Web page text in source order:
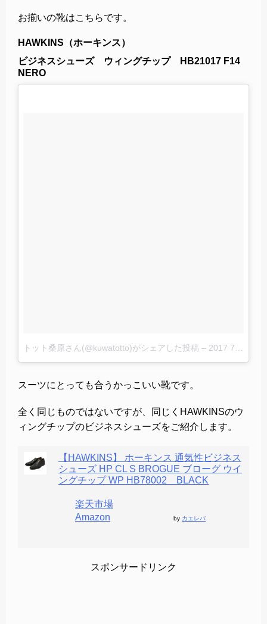
お揃いの靴はこちらです。
HAWKINS（ホーキンス）
ビジネスシューズ ウィングチップ HB21017 F14
NERO
トット桑原さん(@kuwatotto)がシェアした投稿 – 2017 7月 31 2:18午前 PDT
スーツにとっても合うかっこいい靴です。
全く同じものではないですが、同じくHAWKINSのウ
ィングチップのビジネスシューズをご紹介します。
【HAWKINS】 ホーキンス 通気性ビジネス
シューズ HP CL S BROGUE ブローグ ウイ
ングチップ WP HB78002 BLACK
楽天市場
Amazon
by カエレバ
スポンサードリンク